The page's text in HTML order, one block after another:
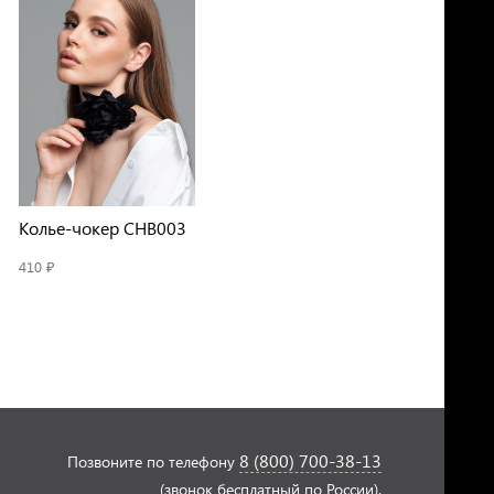
Колье-чокер CHB003
410 ₽
Позвоните по телефону 8 (800) 700-38-13
(звонок бесплатный по России).